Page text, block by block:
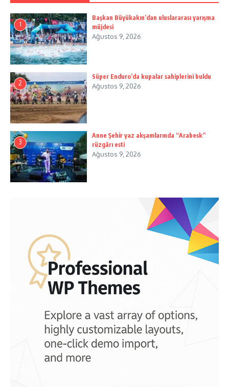
1
Başkan Büyükakın’dan uluslararası yarışma
müjdesi
Ağustos 9, 2026
2
Süper Enduro’da kupalar sahiplerini buldu
Ağustos 9, 2026
3
Anne Şehir yaz akşamlarında “Arabesk”
rüzgârı esti
Ağustos 9, 2026